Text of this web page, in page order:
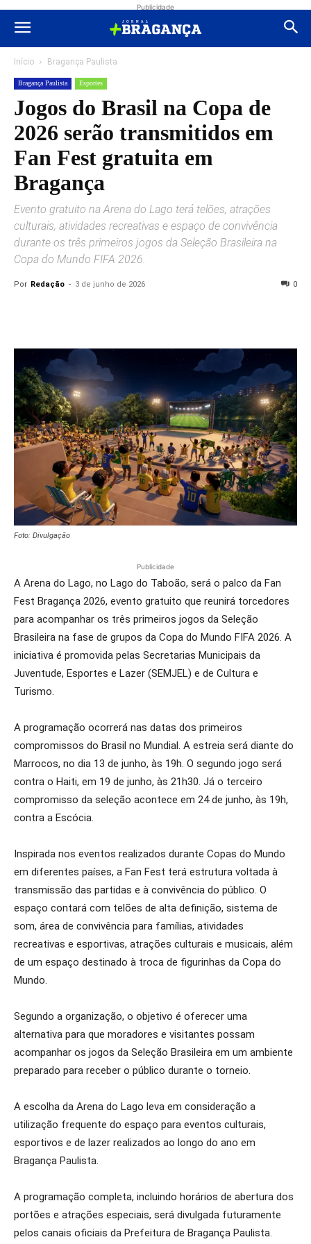
Publicidade
Início Bragança Paulista
Bragança Paulista Esportes
Jogos do Brasil na Copa de
2026 serão transmitidos em
Fan Fest gratuita em
Bragança
Evento gratuito na Arena do Lago terá telões, atrações
culturais, atividades recreativas e espaço de convivência
durante os três primeiros jogos da Seleção Brasileira na
Copa do Mundo FIFA 2026.
Por Redação - 3 de junho de 2026 0
Foto: Divulgação
Publicidade
A Arena do Lago, no Lago do Taboão, será o palco da Fan
Fest Bragança 2026, evento gratuito que reunirá torcedores
para acompanhar os três primeiros jogos da Seleção
Brasileira na fase de grupos da Copa do Mundo FIFA 2026. A
iniciativa é promovida pelas Secretarias Municipais da
Juventude, Esportes e Lazer (SEMJEL) e de Cultura e
Turismo.
A programação ocorrerá nas datas dos primeiros
compromissos do Brasil no Mundial. A estreia será diante do
Marrocos, no dia 13 de junho, às 19h. O segundo jogo será
contra o Haiti, em 19 de junho, às 21h30. Já o terceiro
compromisso da seleção acontece em 24 de junho, às 19h,
contra a Escócia.
Inspirada nos eventos realizados durante Copas do Mundo
em diferentes países, a Fan Fest terá estrutura voltada à
transmissão das partidas e à convivência do público. O
espaço contará com telões de alta definição, sistema de
som, área de convivência para famílias, atividades
recreativas e esportivas, atrações culturais e musicais, além
de um espaço destinado à troca de figurinhas da Copa do
Mundo.
Segundo a organização, o objetivo é oferecer uma
alternativa para que moradores e visitantes possam
acompanhar os jogos da Seleção Brasileira em um ambiente
preparado para receber o público durante o torneio.
A escolha da Arena do Lago leva em consideração a
utilização frequente do espaço para eventos culturais,
esportivos e de lazer realizados ao longo do ano em
Bragança Paulista.
A programação completa, incluindo horários de abertura dos
portões e atrações especiais, será divulgada futuramente
pelos canais oficiais da Prefeitura de Bragança Paulista.